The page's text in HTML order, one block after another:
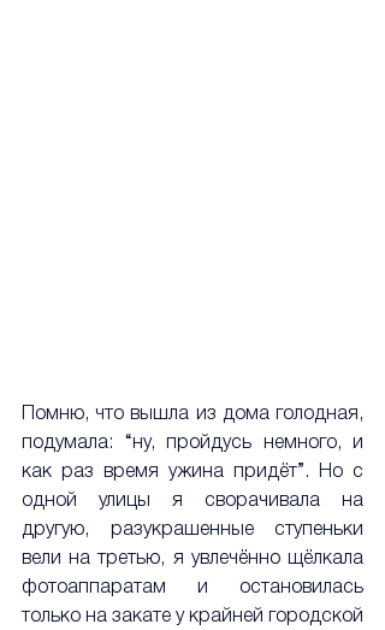
Помню, что вышла из дома голодная,
подумала: “ну, пройдусь немного, и
как раз время ужина придёт”. Но с
одной улицы я сворачивала на
другую, разукрашенные ступеньки
вели на третью, я увлечённо щёлкала
фотоаппаратам и остановилась
только на закате у крайней городской